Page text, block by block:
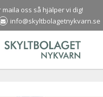
maila oss så hjälper vi dig!
info@skyltbolagetnykvarn.se